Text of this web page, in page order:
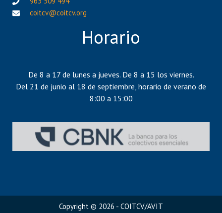
coitcv@coitcv.org
Horario
De 8 a 17 de lunes a jueves. De 8 a 15 los viernes.
Del 21 de junio al 18 de septiembre, horario de verano de
8:00 a 15:00
Copyright © 2026 - COITCV/AVIT